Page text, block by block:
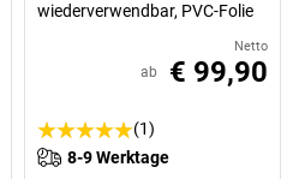
wiederverwendbar, PVC-Folie
Netto
ab € 99,90
(1)
8-9 Werktage